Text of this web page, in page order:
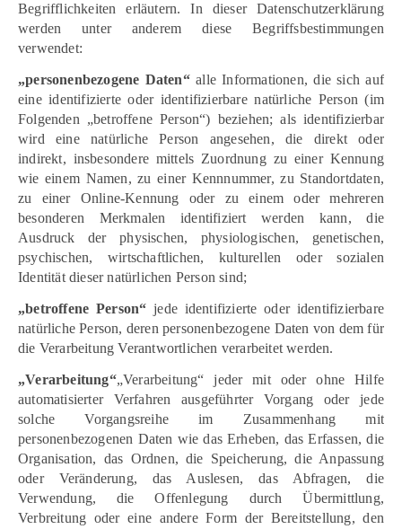
Begrifflichkeiten erläutern. In dieser Datenschutzerklärung
werden unter anderem diese Begriffsbestimmungen
verwendet:
„personenbezogene Daten“alle Informationen, die sich auf
eine identifizierte oder identifizierbare natürliche Person (im
Folgenden „betroffene Person“) beziehen; als identifizierbar
wird eine natürliche Person angesehen, die direkt oder
indirekt, insbesondere mittels Zuordnung zu einer Kennung
wie einem Namen, zu einer Kennnummer, zu Standortdaten,
zu einer Online-Kennung oder zu einem oder mehreren
besonderen Merkmalen identifiziert werden kann, die
Ausdruck der physischen, physiologischen, genetischen,
psychischen, wirtschaftlichen, kulturellen oder sozialen
Identität dieser natürlichen Person sind;
„betroffene Person“ jede identifizierte oder identifizierbare
natürliche Person, deren personenbezogene Daten von dem für
die Verarbeitung Verantwortlichen verarbeitet werden.
„Verarbeitung“„Verarbeitung“ jeder mit oder ohne Hilfe
automatisierter Verfahren ausgeführter Vorgang oder jede
solche Vorgangsreihe im Zusammenhang mit
personenbezogenen Daten wie das Erheben, das Erfassen, die
Organisation, das Ordnen, die Speicherung, die Anpassung
oder Veränderung, das Auslesen, das Abfragen, die
Verwendung, die Offenlegung durch Übermittlung,
Verbreitung oder eine andere Form der Bereitstellung, den